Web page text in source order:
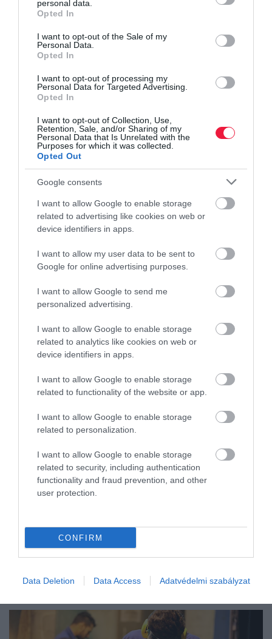
grant or deny consent to Google and its third-party tags to
use your data for below specified purposes in below Google
consent section.
personal data.
Opted In
I want to opt-out of the Sale of my
Personal Data.
Opted In
I want to opt-out of processing my
Personal Data for Targeted Advertising.
Opted In
I want to opt-out of Collection, Use,
Retention, Sale, and/or Sharing of my
Personal Data that Is Unrelated with the
Purposes for which it was collected.
Opted Out
Google consents
I want to allow Google to enable storage
related to advertising like cookies on web or
device identifiers in apps.
I want to allow my user data to be sent to
Google for online advertising purposes.
I want to allow Google to send me
personalized advertising.
I want to allow Google to enable storage
related to analytics like cookies on web or
device identifiers in apps.
I want to allow Google to enable storage
related to functionality of the website or app.
I want to allow Google to enable storage
related to personalization.
I want to allow Google to enable storage
related to security, including authentication
functionality and fraud prevention, and other
user protection.
CONFIRM
Data Deletion Data Access Adatvédelmi szabályzat
Eddig tartott? Bukdácsol a világ első
dollárbilliomosa
A SpaceX-részvények hétfői esése több mint 20 milliárd dollárral
csökkentette Elon Musk vagyonát, ami december óta először
süllyedt a 700 milliárd dolláros küszöb alá. Az üzletember egyre
távolabb…